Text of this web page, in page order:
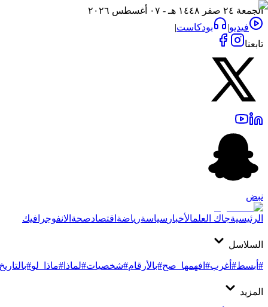
الجمعة ٢٤ صفر ١٤٤٨ هـ - ٠٧ أغسطس ٢٠٢٦
فيديو| بودكاست|
تابعنا
نبض
الرئيسيةجاك العلمالأخبار سياسةرياضةاقتصادصحةالانفوجرافيك
السلاسل
#أبسط#أغرب#افهمها_صح#بالأرقام#شخصيات#لماذا #ماذا_لو#بالتاريخ
المزيد